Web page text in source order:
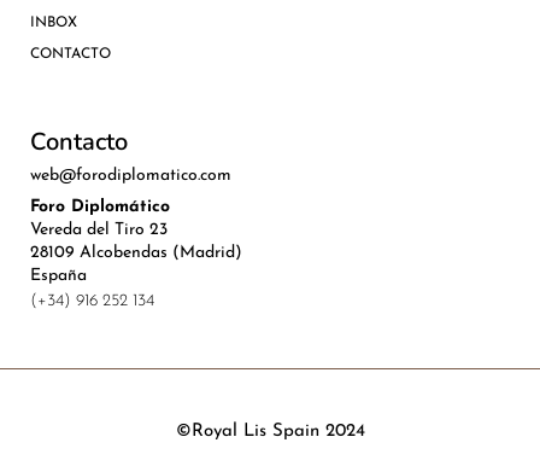
INBOX
CONTACTO
Contacto
web@forodiplomatico.com
Foro Diplomático
Vereda del Tiro 23
28109 Alcobendas (Madrid)
España
(+34) 916 252 134
©Royal Lis Spain 2024